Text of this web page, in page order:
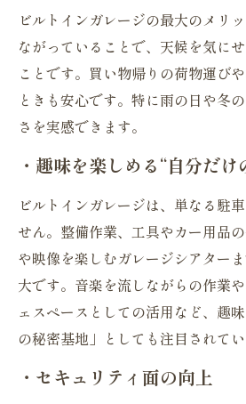
ビルトインガレージの最大のメリ
ながっていることで、天候を気に
ことです。買い物帰りの荷物運び
ときも安心です。特に雨の日や冬
さを実感できます。
・趣味を楽しめる“自分だけ
ビルトインガレージは、単なる駐
せん。整備作業、工具やカー用品
や映像を楽しむガレージシアター
大です。音楽を流しながらの作業
ェスペースとしての活用など、趣
の秘密基地」としても注目されてい
・セキュリティ面の向上